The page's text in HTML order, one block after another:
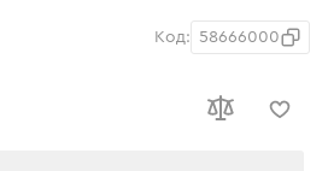
Код: 58666000